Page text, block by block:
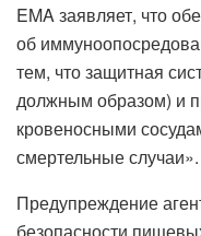
EMA заявляет, что
об
тем, что защитная
должным образом) и
кровеносными
смертельные случаи».
Предупреждение
безопасности